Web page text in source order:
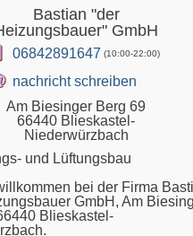
Bastian "der
GmbH
06842891647 (10:00-22:00)
nachricht schreiben
Am Biesinger Berg 69
66440 Blieskastel-
Niederwürzbach
und Lüftungsbau
bei der Firma
GmbH, Am
Blieskastel-